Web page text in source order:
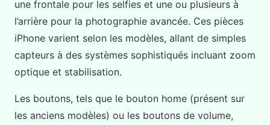
une frontale pour les selfies et une ou plusieurs à
l’arrière pour la photographie avancée. Ces pièces
iPhone varient selon les modèles, allant de simples
capteurs à des systèmes sophistiqués incluant zoom
optique et stabilisation.
Les boutons, tels que le bouton home (présent sur
les anciens modèles) ou les boutons de volume,